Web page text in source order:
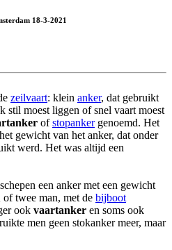
18-3-2021
zeilvaart: klein anker, dat gebruikt
stil moest liggen of snel vaart moest
ofstopankergenoemd. Het
gewicht van het anker, dat onder
werd. Het was altijd een
een anker met een gewicht
of twee man, met de bijboot
ook vaartanker en soms ook
men geen stokanker meer, maar